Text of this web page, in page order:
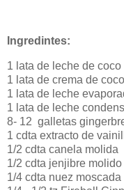
Ingredintes:
1 lata de leche de coco
1 lata de crema de
1 lata de leche
1 lata de leche
8- 12 galletas
1 cdta extracto de
1/2 cdta canela molida
1/2 cdta jenjibre molido
1/4 cdta nuez moscada